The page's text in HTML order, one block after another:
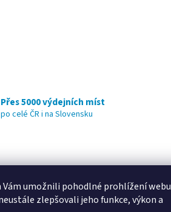
Vám umožnili pohodlné prohlížení webu
zlepšovali jeho funkce, výkon a
Přes 5000 výdejních míst
po celé ČR i na Slovensku